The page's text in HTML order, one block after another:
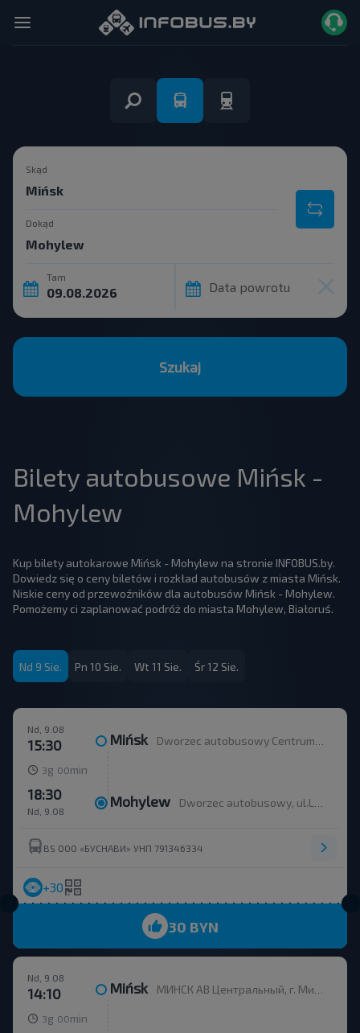
Skąd
Dokąd
Tam
Data powrotu
Szukaj
Bilety autobusowe Mińsk -
Mohylew
Kup bilety autokarowe Mińsk - Mohylew na stronie INFOBUS.by.
Dowiedz się o ceny biletów i rozkład autobusów z miasta Mińsk.
Niskie ceny od przewoźników dla autobusów Mińsk - Mohylew.
Pomożemy ci zaplanować podróż do miasta Mohylew, Białoruś.
Nd 9 Sie. Pn 10 Sie. Wt 11 Sie. Śr 12 Sie.
Nd, 9.08
15:30 Mińsk Dworzec autobusowy Centrum, ul. Bobruiskaya 6
3g 00 min
Nd, 9.08
18:30 Mohylew Dworzec autobusowy, ul.Leninskaha 93
BS ООО «БУСНАВИ» УНП 791346334
+30
30 BYN
Nd, 9.08
14:10 Mińsk МИНСК АВ Центральный, г. Минск, ул. Бобруйская, 6
3g 00 min